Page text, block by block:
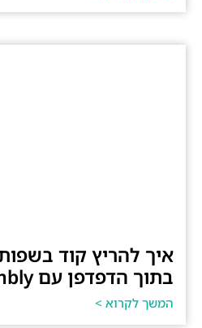
בתוך הדפדפן עם Web Assembly.
המשך לקרוא >